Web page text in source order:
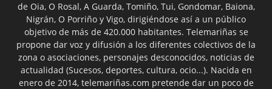
de Oia, O Rosal, A Guarda, Tomiño, Tui, Gondomar, Baiona,
Nigrán, O Porriño y Vigo, dirigiéndose así a un público
objetivo de más de 420.000 habitantes. Telemariñas se
propone dar voz y difusión a los diferentes colectivos de la
zona o asociaciones, personajes desconocidos, noticias de
actualidad (Sucesos, deportes, cultura, ocio...). Nacida en
enero de 2014, telemariñas.com pretende dar un poco de